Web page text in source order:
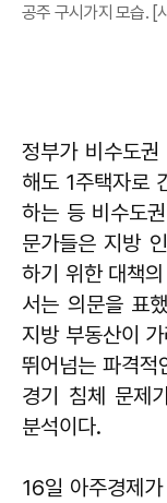
공주 구시가지 모습. [
정부가 비수도
해도 1주택자로
하는 등 비수도
문가들은 지방
하기 위한 대책
서는 의문을 표
지방 부동산이
뛰어넘는 파격적
경기 침체 문제
분석이다.
16일 아주경제